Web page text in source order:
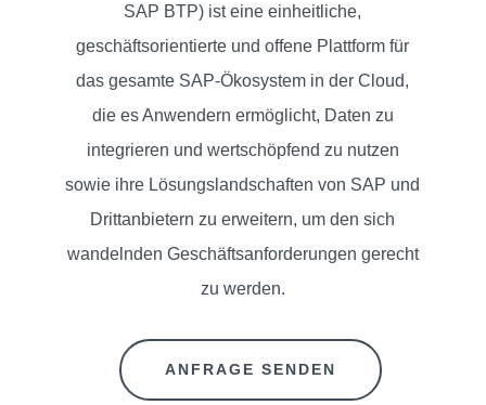
KNOWLEDGE
KONTAKT
ÜBER
TRAUMJOB
GESUCHT?
SAP BTP) ist eine einheitliche,
geschäftsorientierte und offene Plattform für
das gesamte SAP-Ökosystem in der Cloud,
die es Anwendern ermöglicht, Daten zu
integrieren und wertschöpfend zu nutzen
sowie ihre Lösungslandschaften von SAP und
Drittanbietern zu erweitern, um den sich
wandelnden Geschäftsanforderungen gerecht
zu werden.
ANFRAGE SENDEN